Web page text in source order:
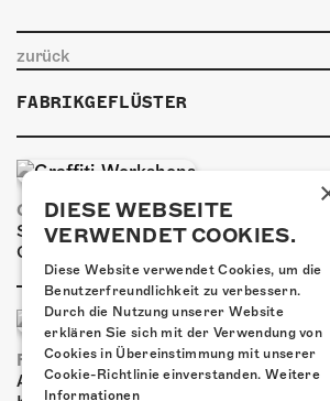
KONTAKT
GÖNNEREI
SHOP
MITMACHEN
zurück
FABRIKGEFLÜSTER
GRAFFITI-WORKSHOPS
Spray dein eigenes Graffiti! Im
Graffiti-Workshops für Kinder und
FRISCH BESTÄTIGT: URIAH HEEP
Am Sonntag, 15. November 2026
DIESE WEBSEITE
VERWENDET COOKIES.
Diese Website verwendet Cookies, um die
Benutzerfreundlichkeit zu verbessern.
Durch die Nutzung unserer Website
erklären Sie sich mit der Verwendung von
Cookies in Übereinstimmung mit unserer
Cookie-Richtlinie einverstanden. Weitere
Informationen